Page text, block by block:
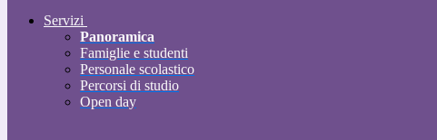
Servizi
Panoramica
Famiglie e studenti
Personale scolastico
Percorsi di studio
Open day